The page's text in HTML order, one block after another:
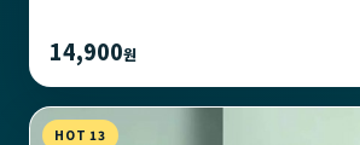
14,900원
HOT 13